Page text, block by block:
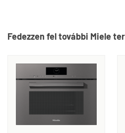
Fedezzen fel további Miele